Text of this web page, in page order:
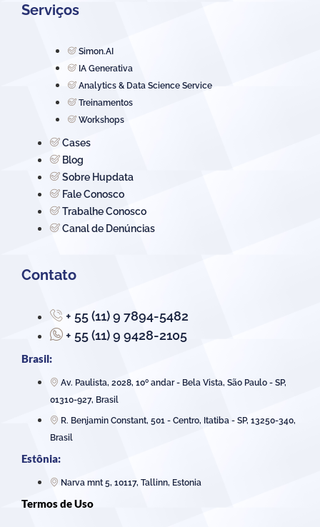
Serviços
Simon.AI
IA Generativa
Analytics & Data Science Service
Treinamentos
Workshops
Cases
Blog
Sobre Hupdata
Fale Conosco
Trabalhe Conosco
Canal de Denúncias
Contato
+ 55 (11) 9 7894-5482
+ 55 (11) 9 9428-2105
Brasil:
Av. Paulista, 2028, 10º andar - Bela Vista, São Paulo - SP,
01310-927, Brasil
R. Benjamin Constant, 501 - Centro, Itatiba - SP, 13250-340,
Brasil
Estônia:
Narva mnt 5, 10117, Tallinn, Estonia
Termos de Uso